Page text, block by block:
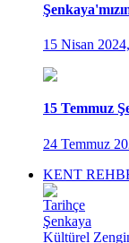
15 Nisan
15 Temmuz
24 Temmuz
KENT
Tarihçe
Şenkaya
Kültürel